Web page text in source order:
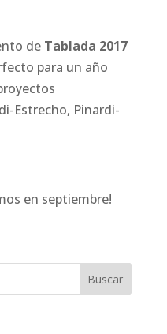
de Tablada 2017
para un año
Estrecho, Pinardi-
en septiembre!